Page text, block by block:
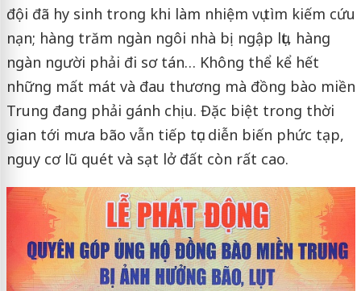
đội đã hy sinh trong khi làm nhiệm vụ tìm kiếm cứu
nạn; hàng trăm ngàn ngôi nhà bị ngập lụt, hàng
ngàn người phải đi sơ tán… Không thể kể hết
những mất mát và đau thương mà đồng bào miền
Trung đang phải gánh chịu. Đặc biệt trong thời
gian tới mưa bão vẫn tiếp tục diễn biến phức tạp,
nguy cơ lũ quét và sạt lở đất còn rất cao.